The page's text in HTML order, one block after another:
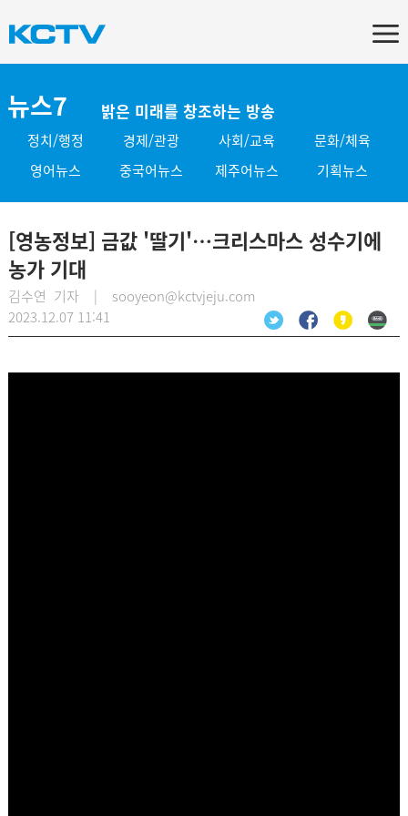
뉴스7 밝은 미래를 창조하는 방송
정치/행정 경제/관광 사회/교육
문화/체육
영어뉴스
중국어뉴스 제주어뉴스 기획뉴스
[영농정보] 금값 '딸기'…크리스마스 성수기에
농가 기대
김수연 기자 | sooyeon@kctvjeju.com
2023.12.07 11:41